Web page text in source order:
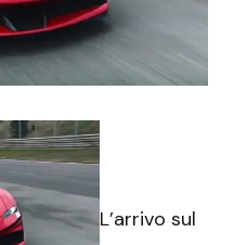
L’arrivo sul